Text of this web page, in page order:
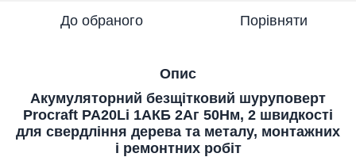
До обраного Порівняти
Опис
Акумуляторний безщітковий шуруповерт
Procraft PA20Li 1АКБ 2Аг 50Нм, 2 швидкості
для свердління дерева та металу, монтажних
і ремонтних робіт